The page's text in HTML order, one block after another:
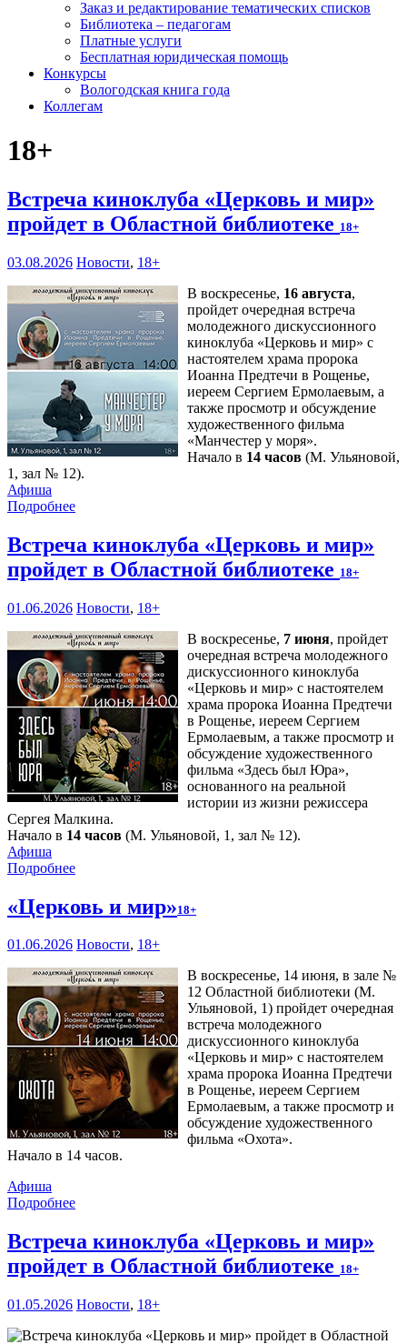
Заказ и редактирование тематических списков
Библиотека – педагогам
Платные услуги
Бесплатная юридическая помощь
Конкурсы
Вологодская книга года
Коллегам
18+
Встреча киноклуба «Церковь и мир»
пройдет в Областной библиотеке 18+
03.08.2026 Новости, 18+
В воскресенье, 16 августа,
пройдет очередная встреча
молодежного дискуссионного
киноклуба «Церковь и мир» с
настоятелем храма пророка
Иоанна Предтечи в Рощенье,
иереем Сергием Ермолаевым, а
также просмотр и обсуждение
художественного фильма
«Манчестер у моря».
Начало в 14 часов (М. Ульяновой,
1, зал № 12).
Афиша
Подробнее
Встреча киноклуба «Церковь и мир»
пройдет в Областной библиотеке 18+
01.06.2026 Новости, 18+
В воскресенье, 7 июня, пройдет
очередная встреча молодежного
дискуссионного киноклуба
«Церковь и мир» с настоятелем
храма пророка Иоанна Предтечи
в Рощенье, иереем Сергием
Ермолаевым, а также просмотр и
обсуждение художественного
фильма «Здесь был Юра»,
основанного на реальной
истории из жизни режиссера
Сергея Малкина.
Начало в 14 часов (М. Ульяновой, 1, зал № 12).
Афиша
Подробнее
«Церковь и мир»18+
01.06.2026 Новости, 18+
В воскресенье, 14 июня, в зале №
12 Областной библиотеки (М.
Ульяновой, 1) пройдет очередная
встреча молодежного
дискуссионного киноклуба
«Церковь и мир» с настоятелем
храма пророка Иоанна Предтечи
в Рощенье, иереем Сергием
Ермолаевым, а также просмотр и
обсуждение художественного
фильма «Охота».
Начало в 14 часов.
Афиша
Подробнее
Встреча киноклуба «Церковь и мир»
пройдет в Областной библиотеке 18+
01.05.2026 Новости, 18+